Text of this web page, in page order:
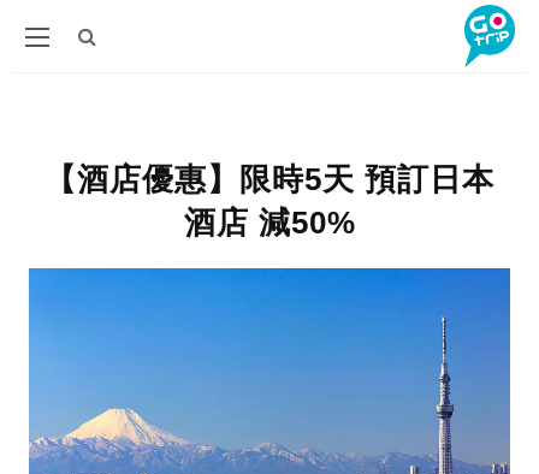
【酒店優惠】限時5天 預訂日本
酒店 減50%